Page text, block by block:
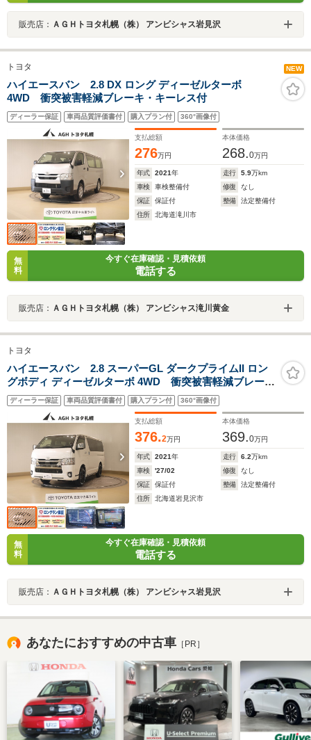
販売店： ＡＧＨトヨタ札幌（株） アンビシャス岩見沢
トヨタ NEW
ハイエースバン 2.8 DX ロング ディーゼルターボ
4WD 衝突被害軽減ブレーキ・キーレス付
ディーラー保証 車両品質評価書付 購入プラン付 360°画像付
支払総額
276万円
本体価格
268.0万円
年式 2021年 走行 5.9万km
車検
車検整備付 修復
なし
保証
保証付 整備
法定整備付
住所
北海道滝川市
無
料
今すぐ在庫確認・見積依頼
電話する
販売店： ＡＧＨトヨタ札幌（株） アンビシャス滝川黄金
トヨタ
ハイエースバン 2.8 スーパーGL ダークプライムII ロン
グボディ ディーゼルターボ 4WD 衝突被害軽減ブレー
キ・メモリナビ付き
ディーラー保証 車両品質評価書付 購入プラン付 360°画像付
支払総額
376.2万円
本体価格
369.0万円
年式 2021年 走行 6.2万km
車検
'27/02 修復
なし
保証
保証付 整備
法定整備付
住所
北海道岩見沢市
無
料
今すぐ在庫確認・見積依頼
電話する
販売店： ＡＧＨトヨタ札幌（株） アンビシャス岩見沢
あなたにおすすめの中古車 ［PR］